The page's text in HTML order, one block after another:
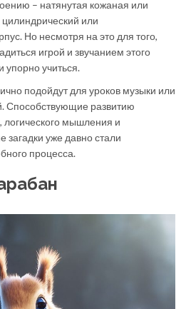
– натянутая кожаная или
или
Но несмотря на это для того,
игрой и звучанием этого
упорно учиться.
подойдут для уроков музыки или
Способствующие развитию
логического мышления и
загадки уже давно стали
процесса.